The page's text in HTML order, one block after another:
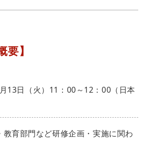
要】
13日（火）11：00～12：00（日本
教育部門など研修企画・実施に関わ